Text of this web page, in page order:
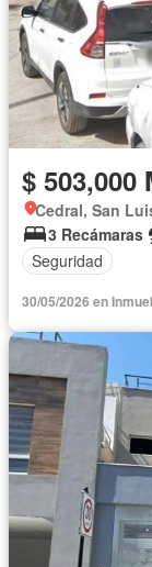
$ 503,000
Cedral, San
3 Recámaras
Seguridad
30/05/2026 en